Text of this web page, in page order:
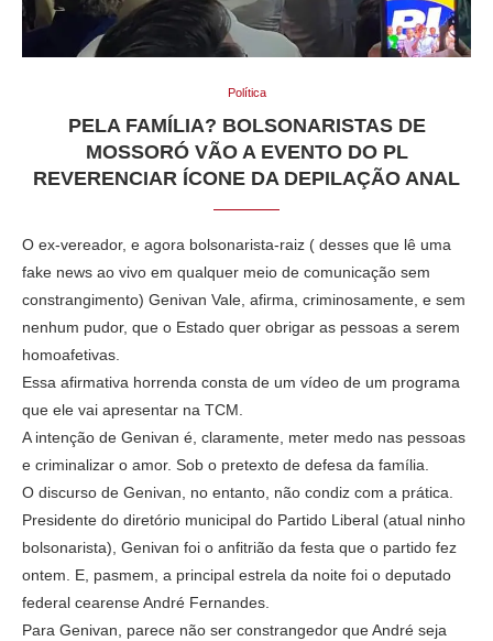
Política
PELA FAMÍLIA? BOLSONARISTAS DE
MOSSORÓ VÃO A EVENTO DO PL
REVERENCIAR ÍCONE DA DEPILAÇÃO ANAL
O ex-vereador, e agora bolsonarista-raiz ( desses que lê uma
fake news ao vivo em qualquer meio de comunicação sem
constrangimento) Genivan Vale, afirma, criminosamente, e sem
nenhum pudor, que o Estado quer obrigar as pessoas a serem
homoafetivas.
Essa afirmativa horrenda consta de um vídeo de um programa
que ele vai apresentar na TCM.
A intenção de Genivan é, claramente, meter medo nas pessoas
e criminalizar o amor. Sob o pretexto de defesa da família.
O discurso de Genivan, no entanto, não condiz com a prática.
Presidente do diretório municipal do Partido Liberal (atual ninho
bolsonarista), Genivan foi o anfitrião da festa que o partido fez
ontem. E, pasmem, a principal estrela da noite foi o deputado
federal cearense André Fernandes.
Para Genivan, parece não ser constrangedor que André seja